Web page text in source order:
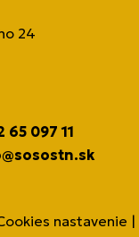
24
65 097 11
nastavenie |